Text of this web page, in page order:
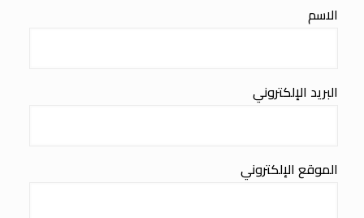
الاسم
البريد الإلكتروني
الموقع الإلكتروني